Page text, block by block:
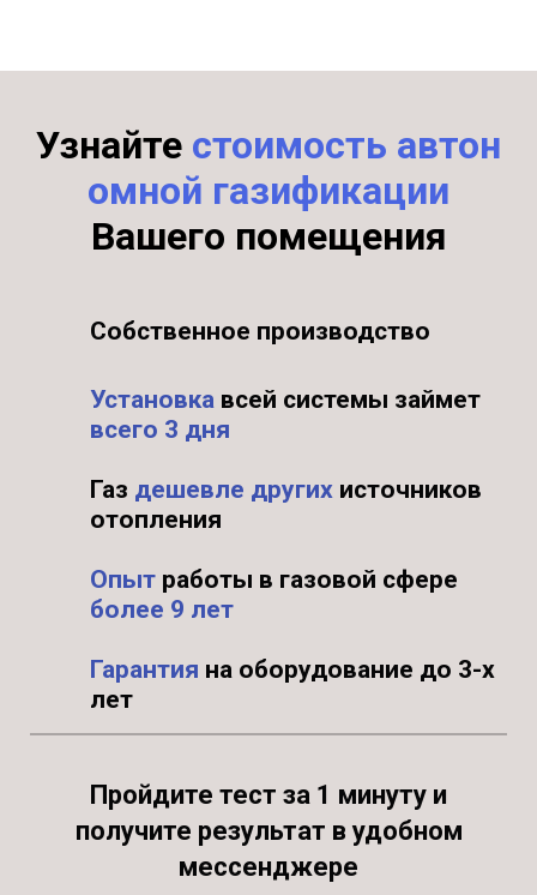
Узнайте стоимость автон
омной газификации
Вашего помещения
Собственное производство
Установка всей системы займет
всего 3 дня
Газ дешевле других источников
отопления
Опыт работы в газовой сфере
более 9 лет
Гарантия на оборудование до 3-х
лет
Пройдите тест за 1 минуту и
получите результат в удобном
мессенджере